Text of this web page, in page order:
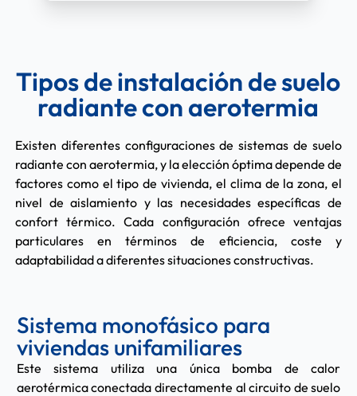
Tipos de instalación de suelo
radiante con aerotermia
Existen diferentes configuraciones de sistemas de suelo
radiante con aerotermia, y la elección óptima depende de
factores como el tipo de vivienda, el clima de la zona, el
nivel de aislamiento y las necesidades específicas de
confort térmico. Cada configuración ofrece ventajas
particulares en términos de eficiencia, coste y
adaptabilidad a diferentes situaciones constructivas.
Sistema monofásico para
viviendas unifamiliares
Este sistema utiliza una única bomba de calor
aerotérmica conectada directamente al circuito de suelo